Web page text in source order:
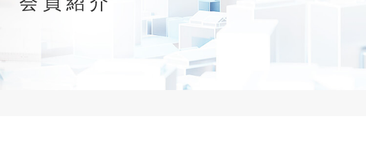
耐震評定関係書類